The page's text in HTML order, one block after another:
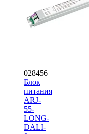
028456
Блок
питания
ARJ-
55-
LONG-
DALI-